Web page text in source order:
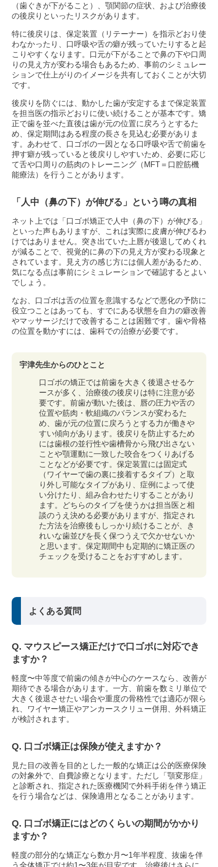
（歯ぐきが下がること）、顎関節の症状、および治療後
の後戻りといったリスクがあります。
特に後戻りは、保定装置（リテーナー）を指示どおり使
わなかったり、口呼吸や舌の癖が残っていたりすると起
こりやすくなります。口元が下がることで鼻の下や口周
りの見え方が変わる場合もあるため、事前のシミュレー
ションで仕上がりのイメージを共有しておくことが大切
です。
後戻りを防ぐには、動かした歯が安定するまで保定装置
を担当医の指示どおりに使い続けることが基本です。矯
正で歯を並べた直後は歯が元の位置に戻ろうとするた
め、保定期間はある程度の長さを見込む必要がありま
す。あわせて、口ゴボの一因となる口呼吸や舌で前歯を
押す癖が残っていると後戻りしやすいため、必要に応じ
て舌や口周りの筋肉のトレーニング（MFT＝口腔筋機
能療法）を行うことがあります。
「人中（鼻の下）が伸びる」という噂の真相
ネット上では「口ゴボ矯正で人中（鼻の下）が伸びる」
といった声もありますが、これは実際に皮膚が伸びるわ
けではありません。突き出ていた上唇が後退してめくれ
が減ることで、視覚的に鼻の下の見え方が変わる現象と
されています。見え方の感じ方には個人差があるため、
気になる点は事前にシミュレーションで確認するとよい
でしょう。
なお、口ゴボは舌の位置を意識するなどで悪化の予防に
役立つことはあっても、すでにある状態を自力の癖改善
やマッサージだけで改善することは困難です。歯や骨格
の位置を動かすには、歯科での治療が必要です。
宇津先生からのひとこと
口ゴボの矯正では前歯を大きく後退させるケ
ースが多く、治療後の後戻りは特に注意が必
要です。前歯が動いた後は、唇の圧力や舌の
位置や筋肉・軟組織のバランスが変わるた
め、歯が元の位置に戻ろうとする力が働きや
すい傾向があります。後戻りを防止するため
には歯根の並行性や歯槽骨から飛び出さない
ことや顎運動に一致した咬合をつくりあげる
ことなどが必要です。保定装置には固定式
（ワイヤーで歯の裏に接着するタイプ）と取
り外し可能なタイプがあり、症例によって使
い分けたり、組み合わせたりすることがあり
ます。どちらのタイプを使うかは担当医と相
談のうえ決める必要がありますが、指定され
た方法を治療後もしっかり続けることが、き
れいな歯並びを長く保つうえで欠かせないか
と思います。保定期間中も定期的に矯正医の
チェックを受けることをおすすめします。
よくある質問
Q. マウスピース矯正だけで口ゴボに対応でき
ますか？
軽度〜中等度で前歯の傾きが中心のケースなら、改善が
期待できる場合があります。一方、前歯を数ミリ単位で
大きく後退させたい場合や重度の骨格性では適応が限ら
れ、ワイヤー矯正やアンカースクリュー併用、外科矯正
が検討されます。
Q. 口ゴボ矯正は保険が使えますか？
見た目の改善を目的とした一般的な矯正は公的医療保険
の対象外で、自費診療となります。ただし「顎変形症」
と診断され、指定された医療機関で外科手術を伴う矯正
を行う場合などは、保険適用となることがあります。
Q. 口ゴボ矯正にはどのくらいの期間がかかり
ますか？
軽度の部分的な矯正なら数か月〜1年半程度、抜歯を伴
う全体矯正では約1〜3年が目安です。治療後はさらに